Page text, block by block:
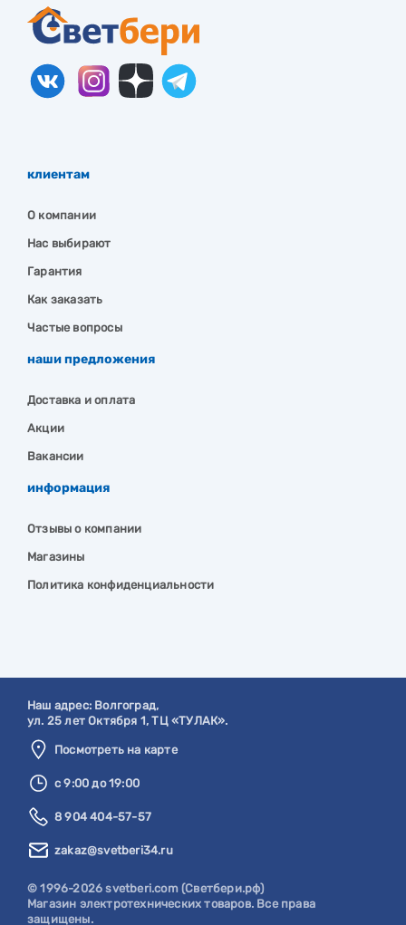
клиентам
О компании
Нас выбирают
Гарантия
Как заказать
Частые вопросы
наши предложения
Доставка и оплата
Акции
Вакансии
информация
Отзывы о компании
Магазины
Политика конфиденциальности
Наш адрес: Волгоград,
ул. 25 лет Октября 1, ТЦ «ТУЛАК».
Посмотреть на карте
с 9:00 до 19:00
8 904 404-57-57
zakaz@svetberi34.ru
© 1996-2026 svetberi.com (Светбери.рф)
Магазин электротехнических товаров. Все права
защищены.